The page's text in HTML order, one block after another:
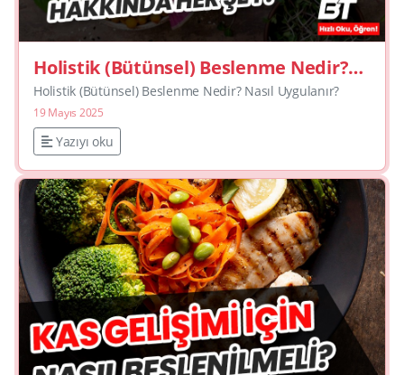
Holistik (Bütünsel) Beslenme Nedir?
Nasıl Uygulanır?
Holistik (Bütünsel) Beslenme Nedir? Nasıl Uygulanır?
19 Mayıs 2025
Yazıyı oku